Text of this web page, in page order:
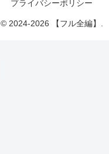
プライバシーポリシー
© 2024-2026 【フル全編】.